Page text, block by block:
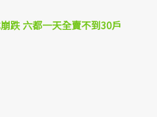
跌 六都一天全賣不到30戶